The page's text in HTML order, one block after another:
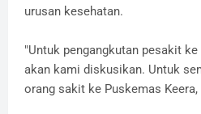
urusan kesehatan.
"Untuk pengangkutan pesakit
akan kami diskusikan. Untuk
orang sakit ke Puskemas